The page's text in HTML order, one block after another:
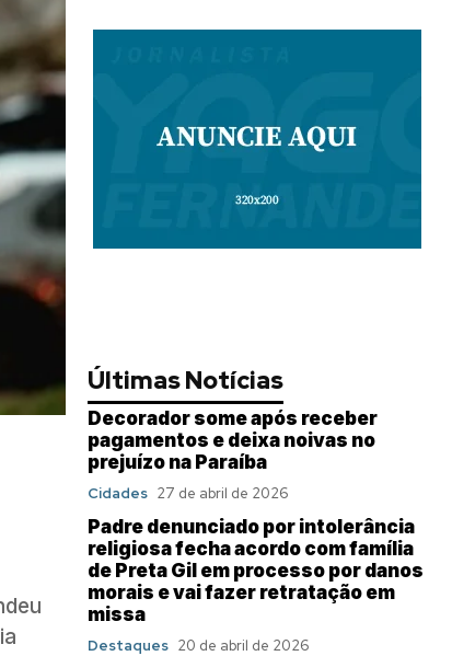
Últimas Notícias
Decorador some após receber
pagamentos e deixa noivas no
prejuízo na Paraíba
Cidades 27 de abril de 2026
Padre denunciado por intolerância
religiosa fecha acordo com família
de Preta Gil em processo por danos
morais e vai fazer retratação em
missa
Destaques 20 de abril de 2026